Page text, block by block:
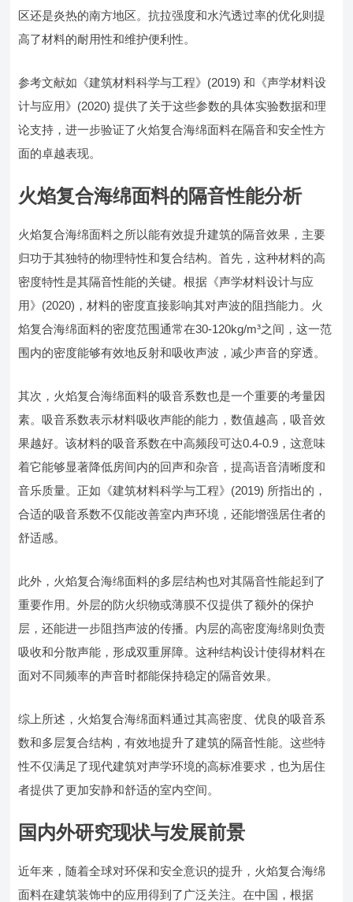
区还是炎热的南方地区。抗拉强度和水汽透过率的优化则提
高了材料的耐用性和维护便利性。
参考文献如《建筑材料科学与工程》(2019) 和《声学材料设
计与应用》(2020) 提供了关于这些参数的具体实验数据和理
论支持，进一步验证了火焰复合海绵面料在隔音和安全性方
面的卓越表现。
火焰复合海绵面料的隔音性能分析
火焰复合海绵面料之所以能有效提升建筑的隔音效果，主要
归功于其独特的物理特性和复合结构。首先，这种材料的高
密度特性是其隔音性能的关键。根据《声学材料设计与应
用》(2020)，材料的密度直接影响其对声波的阻挡能力。火
焰复合海绵面料的密度范围通常在30-120kg/m³之间，这一范
围内的密度能够有效地反射和吸收声波，减少声音的穿透。
其次，火焰复合海绵面料的吸音系数也是一个重要的考量因
素。吸音系数表示材料吸收声能的能力，数值越高，吸音效
果越好。该材料的吸音系数在中高频段可达0.4-0.9，这意味
着它能够显著降低房间内的回声和杂音，提高语音清晰度和
音乐质量。正如《建筑材料科学与工程》(2019) 所指出的，
合适的吸音系数不仅能改善室内声环境，还能增强居住者的
舒适感。
此外，火焰复合海绵面料的多层结构也对其隔音性能起到了
重要作用。外层的防火织物或薄膜不仅提供了额外的保护
层，还能进一步阻挡声波的传播。内层的高密度海绵则负责
吸收和分散声能，形成双重屏障。这种结构设计使得材料在
面对不同频率的声音时都能保持稳定的隔音效果。
综上所述，火焰复合海绵面料通过其高密度、优良的吸音系
数和多层复合结构，有效地提升了建筑的隔音性能。这些特
性不仅满足了现代建筑对声学环境的高标准要求，也为居住
者提供了更加安静和舒适的室内空间。
国内外研究现状与发展前景
近年来，随着全球对环保和安全意识的提升，火焰复合海绵
面料在建筑装饰中的应用得到了广泛关注。在中国，根据